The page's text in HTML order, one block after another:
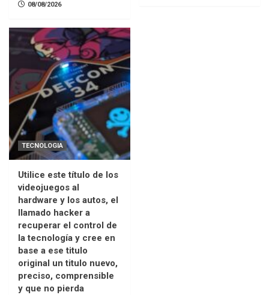
08/08/2026
TECNOLOGIA
Utilice este título de los
videojuegos al
hardware y los autos, el
llamado hacker a
recuperar el control de
la tecnología y cree en
base a ese titulo
original un titulo nuevo,
preciso, comprensible
y que no pierda